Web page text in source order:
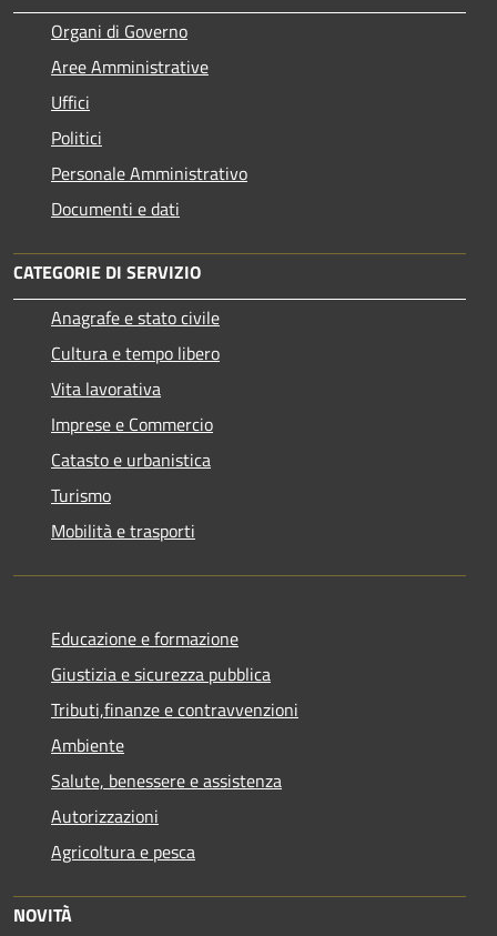
Organi di Governo
Aree Amministrative
Uffici
Politici
Personale Amministrativo
Documenti e dati
CATEGORIE DI SERVIZIO
Anagrafe e stato civile
Cultura e tempo libero
Vita lavorativa
Imprese e Commercio
Catasto e urbanistica
Turismo
Mobilità e trasporti
Educazione e formazione
Giustizia e sicurezza pubblica
Tributi,finanze e contravvenzioni
Ambiente
Salute, benessere e assistenza
Autorizzazioni
Agricoltura e pesca
NOVITÀ